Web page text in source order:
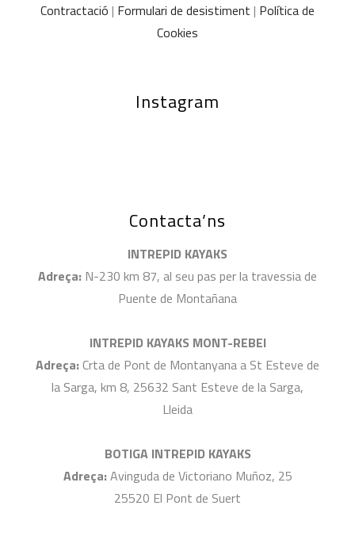
Contractació | Formulari de desistiment | Política de
Cookies
Instagram
Contacta’ns
INTREPID KAYAKS
Adreça: N-230 km 87, al seu pas per la travessia de
Puente de Montañana
INTREPID KAYAKS MONT-REBEI
Adreça: Crta de Pont de Montanyana a St Esteve de
la Sarga, km 8, 25632 Sant Esteve de la Sarga,
Lleida
BOTIGA INTREPID KAYAKS
Adreça: Avinguda de Victoriano Muñoz, 25
25520 El Pont de Suert